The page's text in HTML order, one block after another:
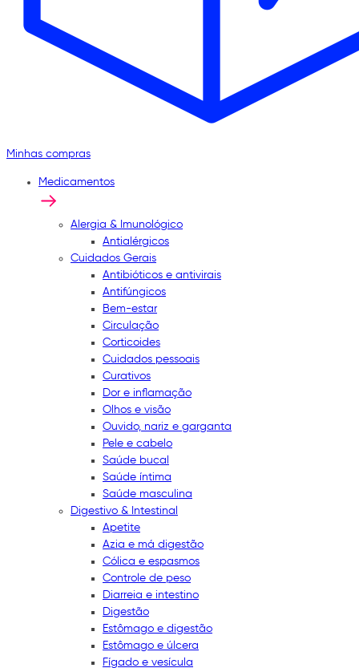
Minhas compras
Medicamentos
Alergia & Imunológico
Antialérgicos
Cuidados Gerais
Antibióticos e antivirais
Antifúngicos
Bem-estar
Circulação
Corticoides
Cuidados pessoais
Curativos
Dor e inflamação
Olhos e visão
Ouvido, nariz e garganta
Pele e cabelo
Saúde bucal
Saúde íntima
Saúde masculina
Digestivo & Intestinal
Apetite
Azia e má digestão
Cólica e espasmos
Controle de peso
Diarreia e intestino
Digestão
Estômago e digestão
Estômago e úlcera
Fígado e vesícula